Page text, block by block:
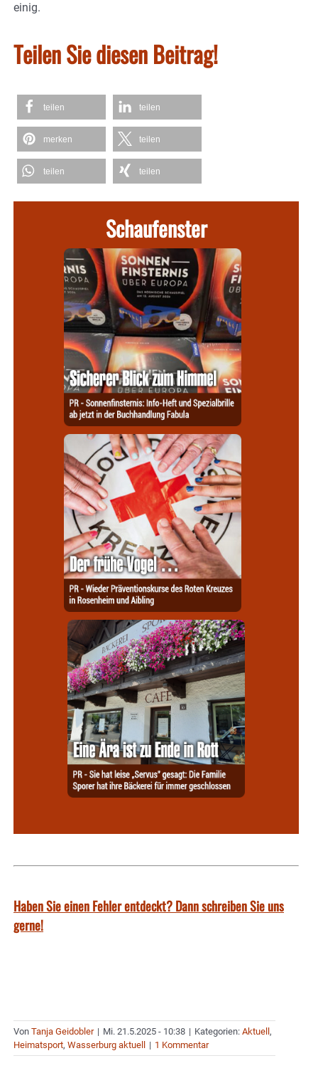
einig.
Teilen Sie diesen Beitrag!
teilen teilen
merken teilen
teilen teilen
Schaufenster
Haben Sie einen Fehler entdeckt? Dann schreiben Sie uns
gerne!
Von Tanja Geidobler | Mi. 21.5.2025 - 10:38 | Kategorien: Aktuell,
Heimatsport, Wasserburg aktuell | 1 Kommentar